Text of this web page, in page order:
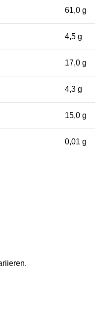
61,0 g
4,5 g
17,0 g
4,3 g
15,0 g
0,01 g